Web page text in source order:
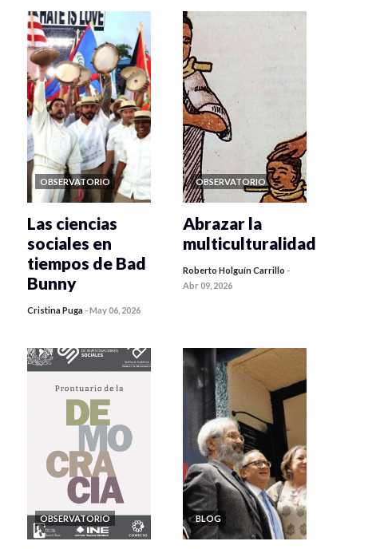
OBSERVATORIO
Las ciencias
sociales en
tiempos de Bad
Bunny
Cristina Puga -May 06, 2026
OBSERVATORIO
Abrazar la
multiculturalidad
Roberto Holguín Carrillo -
Abr 09, 2026
OBSERVATORIO BLOG